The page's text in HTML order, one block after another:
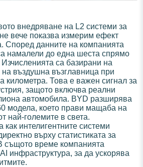
внедряване на L2 системи за
вече показва измерим ефект
Според данните на компанията
намалели до една шеста спрямо
са базирани на
на въздушна възглавница при
километра. Това е важен сигнал за
защото включва реални
автомобила. BYD разширява
модела, което прави мащаба на
най-големите в света.
как интелигентните системи
върху статистиката за
същото време компанията
инфраструктура, за да ускорява